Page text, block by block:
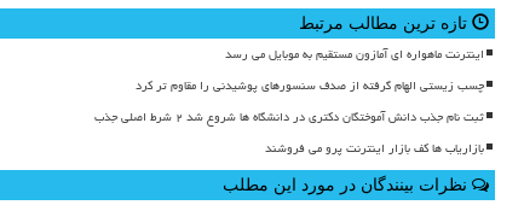
تازه ترین مطالب مرتبط
اینترنت ماهواره ای آمازون مستقیم به موبایل می رسد
چسب زیستی الهام گرفته از صدف سنسورهای پوشیدنی را مقاوم تر کرد
ثبت نام جذب دانش آموختگان دکتری در دانشگاه ها شروع شد ۲ شرط اصلی جذب
بازاریاب ها کف بازار اینترنت پرو می فروشند
نظرات بینندگان در مورد این مطلب